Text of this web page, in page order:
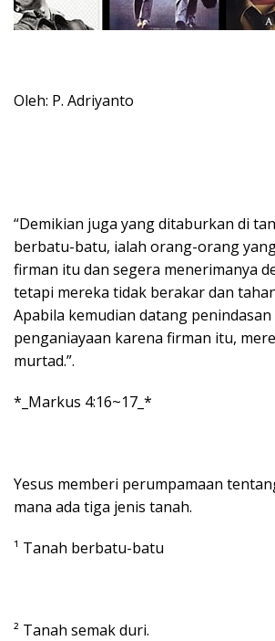
Oleh: P. Adriyanto
“Demikian juga yang ditaburkan di
berbatu-batu, ialah orang-orang
firman itu dan segera menerimanya
tetapi mereka tidak berakar dan
Apabila kemudian datang penindasan
penganiayaan karena firman itu,
murtad.”.
*_Markus 4:16~17_*
Yesus memberi perumpamaan
mana ada tiga jenis tanah.
¹ Tanah berbatu-batu
² Tanah semak duri.